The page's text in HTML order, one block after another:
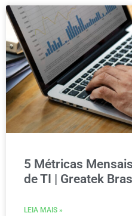
5 Métricas
de TI | Greatek
LEIA MAIS »